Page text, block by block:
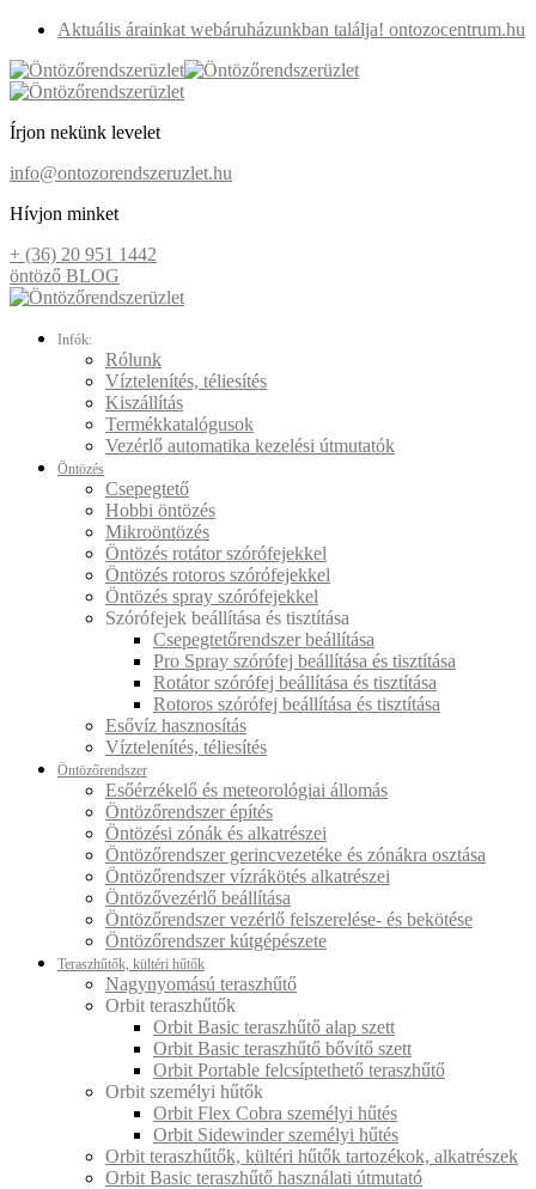
Aktuális árainkat webáruházunkban találja! ontozocentrum.hu
Írjon nekünk levelet
info@ontozorendszeruzlet.hu
Hívjon minket
+ (36) 20 951 1442
öntöző BLOG
Infók:
Rólunk
Víztelenítés, téliesítés
Kiszállítás
Termékkatalógusok
Vezérlő automatika kezelési útmutatók
Öntözés
Csepegtető
Hobbi öntözés
Mikroöntözés
Öntözés rotátor szórófejekkel
Öntözés rotoros szórófejekkel
Öntözés spray szórófejekkel
Szórófejek beállítása és tisztítása
Csepegtetőrendszer beállítása
Pro Spray szórófej beállítása és tisztítása
Rotátor szórófej beállítása és tisztítása
Rotoros szórófej beállítása és tisztítása
Esővíz hasznosítás
Víztelenítés, téliesítés
Öntözőrendszer
Esőérzékelő és meteorológiai állomás
Öntözőrendszer építés
Öntözési zónák és alkatrészei
Öntözőrendszer gerincvezetéke és zónákra osztása
Öntözőrendszer vízrákötés alkatrészei
Öntözővezérlő beállítása
Öntözőrendszer vezérlő felszerelése- és bekötése
Öntözőrendszer kútgépészete
Teraszhűtők, kültéri hűtők
Nagynyomású teraszhűtő
Orbit teraszhűtők
Orbit Basic teraszhűtő alap szett
Orbit Basic teraszhűtő bővítő szett
Orbit Portable felcsíptethető teraszhűtő
Orbit személyi hűtők
Orbit Flex Cobra személyi hűtés
Orbit Sidewinder személyi hűtés
Orbit teraszhűtők, kültéri hűtők tartozékok, alkatrészek
Orbit Basic teraszhűtő használati útmutató